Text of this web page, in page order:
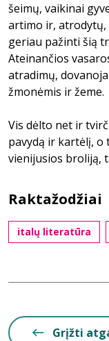
šeimų, vaikinai
artimo ir,
geriau pažinti šią
Ateinančios
atradimų,
žmonėmis ir žeme.
Vis dėlto net ir
pavydą ir kartėlį, o
vienijusios broliją,
Raktažodžiai
italų literatūra
Grįžti